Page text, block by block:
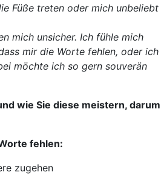
Füße treten oder mich unbeliebt
mich unsicher. Ich fühle mich
mir die Worte fehlen, oder ich
möchte ich so gern souverän
wie Sie diese meistern, darum
fehlen:
zugehen